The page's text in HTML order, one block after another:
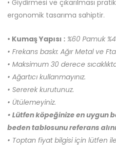
• Giydirmesi ve çıkarılması
ergonomik tasarıma sahiptir.
• Kumaş Yapısı : %60 Pamuk
• Frekans baskı: Ağır Metal ve
• Maksimum 30 derece sıcaklıkta
• Ağartıcı kullanmayınız.
• Sererek kurutunuz.
• Ütülemeyiniz.
• Lütfen köpeğinize en uygun
beden tablosunu referans
• Toptan fiyat bilgisi için lütfen